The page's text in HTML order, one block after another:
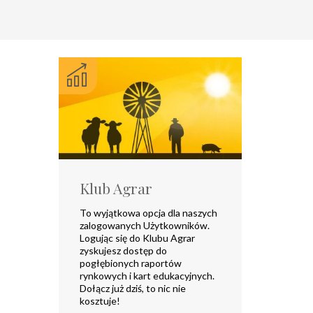
Klub Agrar
To wyjątkowa opcja dla naszych
zalogowanych Użytkowników.
Logując się do Klubu Agrar
zyskujesz dostęp do
pogłębionych raportów
rynkowych i kart edukacyjnych.
Dołącz już dziś, to nic nie
kosztuje!